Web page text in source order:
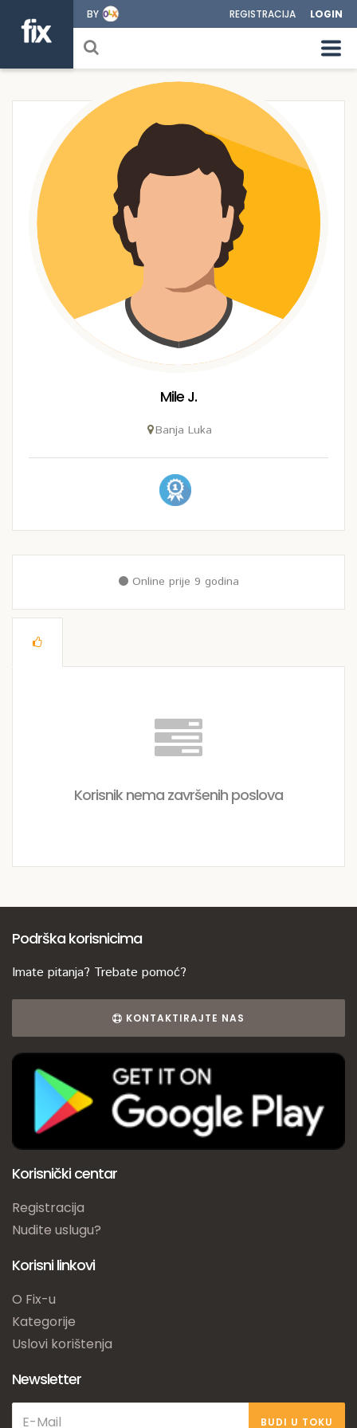
BY REGISTRACIJA LOGIN
Mile J.
Banja Luka
Online prije 9 godina
Korisnik nema završenih poslova
Podrška korisnicima
Imate pitanja? Trebate pomoć?
KONTAKTIRAJTE NAS
Korisnički centar
Registracija
Nudite uslugu?
Korisni linkovi
O Fix-u
Kategorije
Uslovi korištenja
Newsletter
BUDI U TOKU